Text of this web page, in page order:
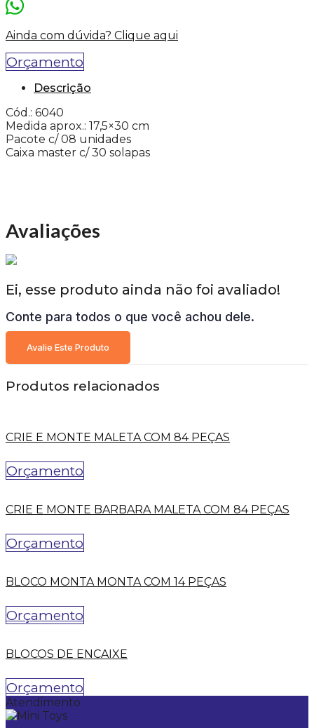
Ainda com dúvida? Clique aqui
Orçamento
Descrição
Cód.: 6040
Medida aprox.: 17,5×30 cm
Pacote c/ 08 unidades
Caixa master c/ 30 solapas
Avaliações
Ei, esse produto ainda não foi avaliado!
Conte para todos o que você achou dele.
Avalie Este Produto
Produtos relacionados
CRIE E MONTE MALETA COM 84 PEÇAS
Orçamento
CRIE E MONTE BARBARA MALETA COM 84 PEÇAS
Orçamento
BLOCO MONTA MONTA COM 14 PEÇAS
Orçamento
BLOCOS DE ENCAIXE
Orçamento
Atendimento